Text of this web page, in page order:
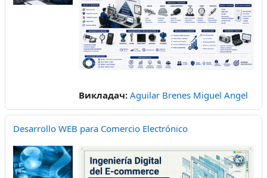
Викладач: Aguilar Brenes Miguel Angel
Desarrollo WEB para Comercio Electrónico